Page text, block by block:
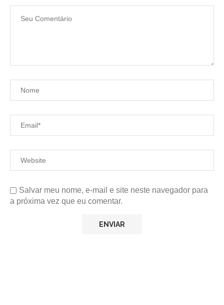
Salvar meu nome, e-mail e site neste navegador para
a próxima vez que eu comentar.